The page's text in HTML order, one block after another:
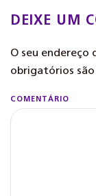
DEIXE UM
O seu endereço
obrigatórios
COMENTÁRIO